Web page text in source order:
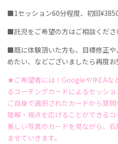
■1セッション60分程度、初回
■託児をご希望の方はご相談くださ
■既に体験頂いた方も、目標修正
めたい、などございましたら再度お
★ご希望者には！GoogleやIKEAな
るコーチングカードによるセッショ
ご自身で選択されたカードから質
理解・視点を広げることができるコ
美しい写真のカードを見ながら、
ませていきます。